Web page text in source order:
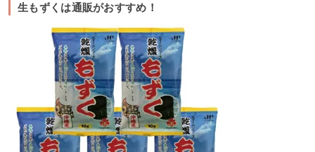
生もずくは通販がおすすめ！